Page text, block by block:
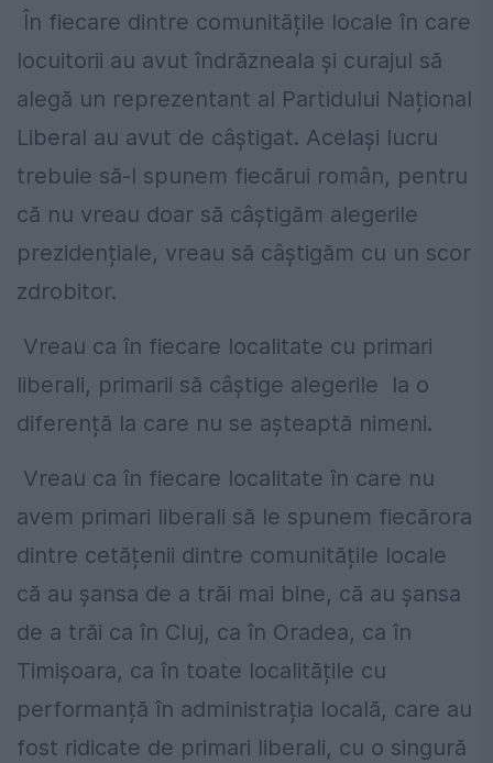
În fiecare dintre comunitățile locale în care
locuitorii au avut îndrăzneala și curajul să
alegă un reprezentant al Partidului Național
Liberal au avut de câștigat. Același lucru
trebuie să-l spunem fiecărui român, pentru
că nu vreau doar să câștigăm alegerile
prezidențiale, vreau să câștigăm cu un scor
zdrobitor.
Vreau ca în fiecare localitate cu primari
liberali, primarii să câștige alegerile la o
diferență la care nu se așteaptă nimeni.
Vreau ca în fiecare localitate în care nu
avem primari liberali să le spunem fiecărora
dintre cetățenii dintre comunitățile locale
că au șansa de a trăi mai bine, că au șansa
de a trăi ca în Cluj, ca în Oradea, ca în
Timișoara, ca în toate localitățile cu
performanță în administrația locală, care au
fost ridicate de primari liberali, cu o singură